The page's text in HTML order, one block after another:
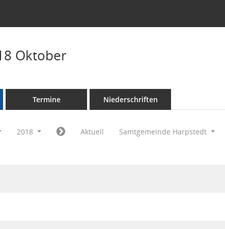
Oktober
Termine Niederschriften
2018 Aktuell Samtgemeinde Harpstedt